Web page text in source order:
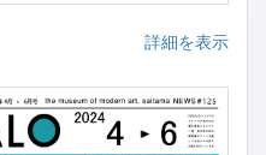
詳細を表示